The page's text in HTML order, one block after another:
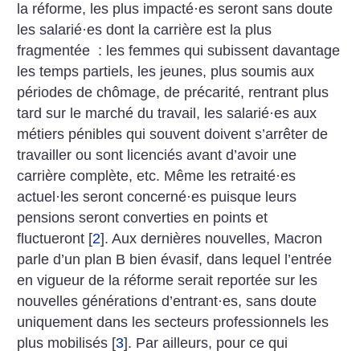
la réforme, les plus impacté·es seront sans doute
les salarié·es dont la carrière est la plus
fragmentée : les femmes qui subissent davantage
les temps partiels, les jeunes, plus soumis aux
périodes de chômage, de précarité, rentrant plus
tard sur le marché du travail, les salarié·es aux
métiers pénibles qui souvent doivent s’arrêter de
travailler ou sont licenciés avant d’avoir une
carrière complète, etc. Même les retraité·es
actuel · les seront concerné·es puisque leurs
pensions seront converties en points et
fluctueront [2]. Aux dernières nouvelles, Macron
parle d’un plan B bien évasif, dans lequel l’entrée
en vigueur de la réforme serait reportée sur les
nouvelles générations d’entrant·es, sans doute
uniquement dans les secteurs professionnels les
plus mobilisés [3]. Par ailleurs, pour ce qui